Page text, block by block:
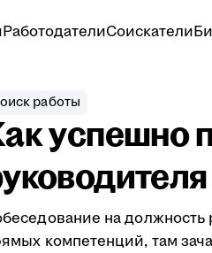
РаботодателиСоискатели
работы
успешно
на
компетенций, там